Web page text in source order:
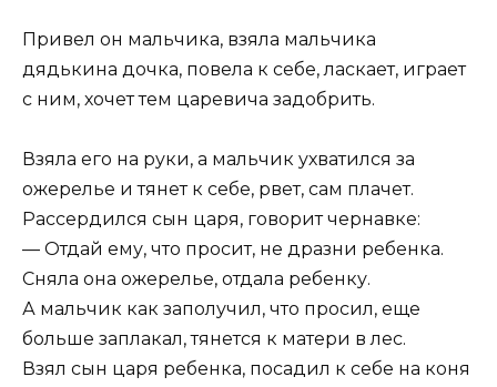
Привел он мальчика, взяла мальчика
дядькина дочка, повела к себе, ласкает, играет
с ним, хочет тем царевича задобрить.
Взяла его на руки, а мальчик ухватился за
ожерелье и тянет к себе, рвет, сам плачет.
Рассердился сын царя, говорит чернавке:
— Отдай ему, что просит, не дразни ребенка.
Сняла она ожерелье, отдала ребенку.
А мальчик как заполучил, что просил, еще
больше заплакал, тянется к матери в лес.
Взял сын царя ребенка, посадил к себе на коня